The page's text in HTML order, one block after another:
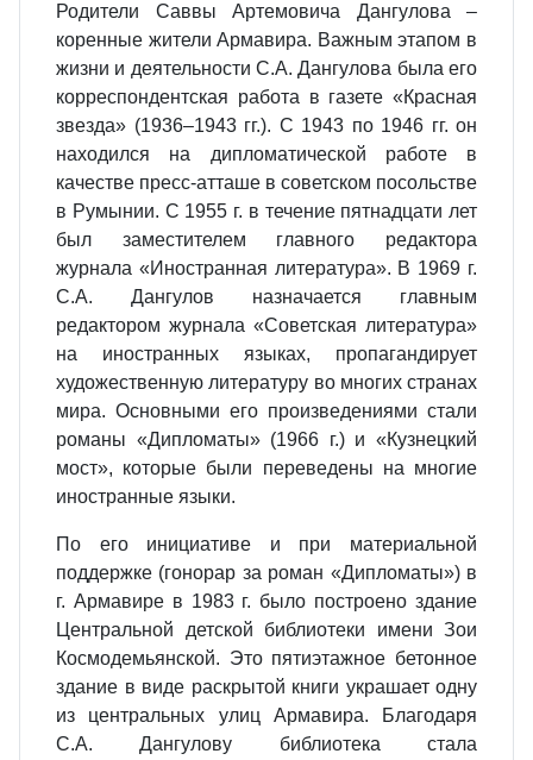
Родители Саввы Артемовича Дангулова –
коренные жители Армавира. Важным этапом в
жизни и деятельности С.А. Дангулова была его
корреспондентская работа в газете «Красная
звезда» (1936–1943 гг.). С 1943 по 1946 гг. он
находился на дипломатической работе в
качестве пресс-атташе в советском посольстве
в Румынии. С 1955 г. в течение пятнадцати лет
был заместителем главного редактора
журнала «Иностранная литература». В 1969 г.
С.А. Дангулов назначается главным
редактором журнала «Советская литература»
на иностранных языках, пропагандирует
художественную литературу во многих странах
мира. Основными его произведениями стали
романы «Дипломаты» (1966 г.) и «Кузнецкий
мост», которые были переведены на многие
иностранные языки.
По его инициативе и при материальной
поддержке (гонорар за роман «Дипломаты») в
г. Армавире в 1983 г. было построено здание
Центральной детской библиотеки имени Зои
Космодемьянской. Это пятиэтажное бетонное
здание в виде раскрытой книги украшает одну
из центральных улиц Армавира. Благодаря
С.А. Дангулову библиотека стала